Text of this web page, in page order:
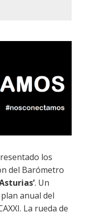
los
del Barómetro
. Un
anual del
La rueda de